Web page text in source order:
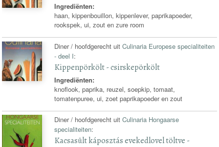
Ingrediënten:
haan, kippenbouillon, kippenlever, paprikapoeder,
rookspek, ui, zout en zure room
Diner / hoofdgerecht uitCulinaria Europese specialiteiten
- deel I:
Kippenpörkölt - csirskepörkölt
Ingrediënten:
knoflook, paprika, reuzel, soepkip, tomaat,
tomatenpuree, ui, zoet paprikapoeder en zout
Diner / hoofdgerecht uitCulinaria Hongaarse
specialiteiten:
Kacsasült káposztás evekedlovel töltve -